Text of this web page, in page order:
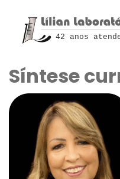
42 anos
Síntese